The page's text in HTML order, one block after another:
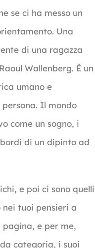
se ci ha messo un
Una
di una ragazza
Wallenberg. È un
umano e
Il mondo
come un sogno, i
di un dipinto ad
e poi ci sono quelli
tuoi pensieri a
pagina, e per me,
categoria, i suoi